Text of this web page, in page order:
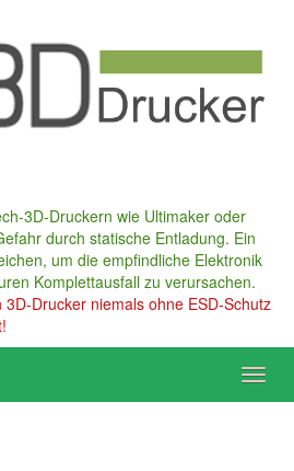
3D-Druckern wie Ultimaker oder
durch statische Entladung. Ein
um die empfindliche Elektronik
Komplettausfall zu verursachen.
Drucker niemals ohne ESD-Schutz